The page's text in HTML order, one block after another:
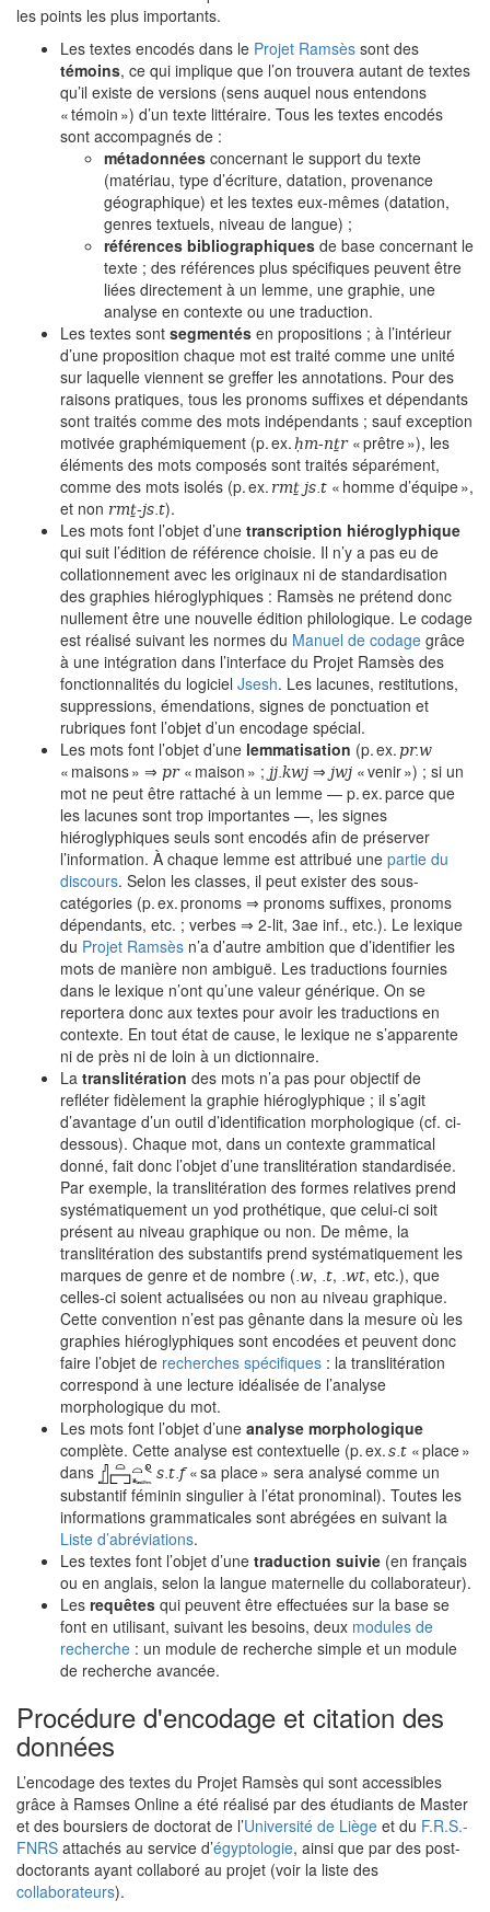
les points les plus importants.
Les textes encodés dans le Projet Ramsès sont des
témoins, ce qui implique que l’on trouvera autant de textes
qu’il existe de versions (sens auquel nous entendons
« témoin ») d’un texte littéraire. Tous les textes encodés
sont accompagnés de :
métadonnées concernant le support du texte
(matériau, type d’écriture, datation, provenance
géographique) et les textes eux-mêmes (datation,
genres textuels, niveau de langue) ;
références bibliographiques de base concernant le
texte ; des références plus spécifiques peuvent être
liées directement à un lemme, une graphie, une
analyse en contexte ou une traduction.
Les textes sont segmentés en propositions ; à l’intérieur
d’une proposition chaque mot est traité comme une unité
sur laquelle viennent se greffer les annotations. Pour des
raisons pratiques, tous les pronoms suffixes et dépendants
sont traités comme des mots indépendants ; sauf exception
motivée graphémiquement (p. ex.ḥm-nṯr« prêtre »), les
éléments des mots composés sont traités séparément,
comme des mots isolés (p. ex. rmṯ js.t « homme d’équipe »,
et non rmṯ-js.t).
Les mots font l’objet d’une transcription hiéroglyphique
qui suit l’édition de référence choisie. Il n’y a pas eu de
collationnement avec les originaux ni de standardisation
des graphies hiéroglyphiques : Ramsès ne prétend donc
nullement être une nouvelle édition philologique. Le codage
est réalisé suivant les normes du Manuel de codage grâce
à une intégration dans l’interface du Projet Ramsès des
fonctionnalités du logiciel Jsesh. Les lacunes, restitutions,
suppressions, émendations, signes de ponctuation et
rubriques font l’objet d’un encodage spécial.
Les mots font l’objet d’une lemmatisation (p. ex. pr.w
« maisons » ⇒ pr« maison » ; jj.kwj ⇒ jwj « venir ») ; si un
mot ne peut être rattaché à un lemme — p. ex. parce que
les lacunes sont trop importantes —, les signes
hiéroglyphiques seuls sont encodés afin de préserver
l’information. À chaque lemme est attribué une partie du
discours. Selon les classes, il peut exister des sous-
catégories (p. ex. pronoms ⇒ pronoms suffixes, pronoms
dépendants, etc. ; verbes ⇒ 2-lit, 3ae inf., etc.). Le lexique
du Projet Ramsès n’a d’autre ambition que d’identifier les
mots de manière non ambiguë. Les traductions fournies
dans le lexique n’ont qu’une valeur générique. On se
reportera donc aux textes pour avoir les traductions en
contexte. En tout état de cause, le lexique ne s’apparente
ni de près ni de loin à un dictionnaire.
La translitération des mots n’a pas pour objectif de
refléter fidèlement la graphie hiéroglyphique ; il s’agit
d’avantage d’un outil d’identification morphologique (cf. ci-
dessous). Chaque mot, dans un contexte grammatical
donné, fait donc l’objet d’une translitération standardisée.
Par exemple, la translitération des formes relatives prend
systématiquement un yod prothétique, que celui-ci soit
présent au niveau graphique ou non. De même, la
translitération des substantifs prend systématiquement les
marques de genre et de nombre (.w, .t, .wt, etc.), que
celles-ci soient actualisées ou non au niveau graphique.
Cette convention n’est pas gênante dans la mesure où les
graphies hiéroglyphiques sont encodées et peuvent donc
faire l’objet de recherches spécifiques : la translitération
correspond à une lecture idéalisée de l’analyse
morphologique du mot.
Les mots font l’objet d’une analyse morphologique
complète. Cette analyse est contextuelle (p. ex.s.t « place »
dans
s.t.f« sa place » sera analysé comme un
substantif féminin singulier à l’état pronominal). Toutes les
informations grammaticales sont abrégées en suivant la
Liste d’abréviations.
Les textes font l’objet d’une traduction suivie (en français
ou en anglais, selon la langue maternelle du collaborateur).
Les requêtes qui peuvent être effectuées sur la base se
font en utilisant, suivant les besoins, deux modules de
recherche : un module de recherche simple et un module
de recherche avancée.
Procédure d'encodage et citation des
données
L’encodage des textes du Projet Ramsès qui sont accessibles
grâce à Ramses Online a été réalisé par des étudiants de Master
et des boursiers de doctorat de l’Université de Liège et du F.R.S.-
FNRS attachés au service d’égyptologie, ainsi que par des post-
doctorants ayant collaboré au projet (voir la liste des
collaborateurs).